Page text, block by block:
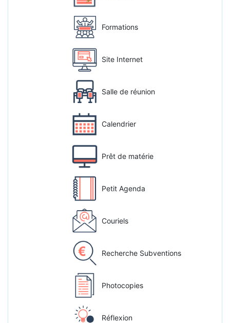
Formations
Site Internet
Salle de réunion
Calendrier
Prêt de matérie
Petit Agenda
Couriels
Recherche Subventions
Photocopies
Réflexion